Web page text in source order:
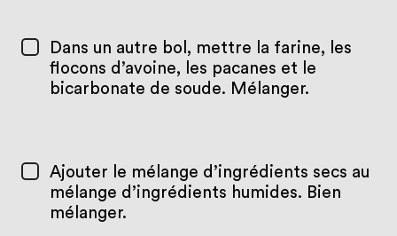
Dans un autre bol, mettre la farine, les
flocons d’avoine, les pacanes et le
bicarbonate de soude. Mélanger.
Ajouter le mélange d’ingrédients secs au
mélange d’ingrédients humides. Bien
mélanger.